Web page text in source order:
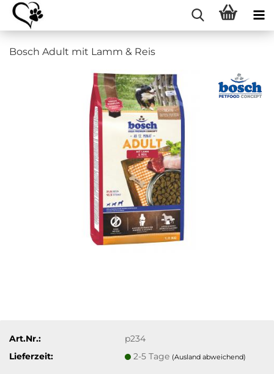
Bosch Adult mit Lamm & Reis
Art.Nr.:
p234
Lieferzeit:
2-5 Tage (Ausland abweichend)